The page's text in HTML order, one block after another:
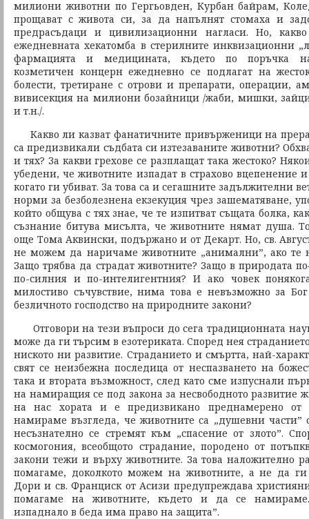
милиони животни по Гергьовден, Курбан байрам,
прощават с живота си, за да напълнят стомаха и
предрасъдаци и цивилизационни нагласи. Но,
ежедневната хекатомба в стерилните инквизационни
фармацията и медицината, където по поръчка
козметичен концерн ежедневно се подлагат на
болести, третиране с отрови и препарати, операции,
вивисекция на милиони бозайници /жаби, мишки,
и т.н./.
Какво ли казват фанатичните привърженици на
са предизвикали съдбата си изтезаваните животни?
и тях? За какви грехове се разплащат така жестоко?
убедени, че животните изпадат в страхово вцепенение
когато ги убиват. За това са и сегашните задължителни
норми за безболезнена екзекуция чрез зашематяване,
който общува с тях знае, че те изпитват същата болка,
съзнание битува мисълта, че животните нямат душа.
още Тома Аквински, подържано и от Декарт. Но, св.
не можем да наричаме животните „анимални”, ако те
Защо трябва да страдат животните? Защо в природата
по-силния и по-интелигентния? И ако човек
милостиво съчувствие, нима това е невъзможно за
безличното господство на природните закони?
Отговори на тези въпроси до сега традиционната
може да ги търсим в езотериката. Според нея
ниското ни развитие. Страданието и смъртта, най-
свят се неизбежна последица от неспазването на
така и втората възможност, след като сме изпуснали
на намиращия се под закона за несвободното развитие
на нас хората и е предизвикано преднамерено от
намираме възгледа, че животните са „душевни части”
несъзнателно се стремят към „спасение от злото”.
космогония, всеобщото страдание, породено от
закони тежи и върху животните. За това наложително
помагаме, доколкото можем на животните, а не да
Дори и св. Франциск от Асизи предупреждава
помагаме на животните, където и да се
изпаднало в беда има право на защита”.